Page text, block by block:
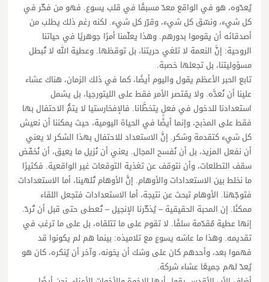
يُعدّوه، هو في الواقع معدّ مسبقًا في قلب يسوع. فهو من فكّر في
كل شيء، ونسّق كل شيء، وقرّر كل شيء. لكنه رغم ذلك يطلب من
أصدقائه أن يقوموا بدورهم. وهذا يعلّمنا أمرًا جوهريًا في حياتنا
الروحية: إنَّ النعمة لا تلغي حريتنا، بل توقظها. وعطية الله لا تُبطل
مسؤوليتنا، بل تجعلها خصبة.
تابع الحبر الأعظم يقول واليوم أيضًا، كما في ذلك الزمان، هناك عشاء
علينا أن نُعدَّه. ولا يقتصر الأمر فقط على الليتورجيا، بل يشمل
استعدادنا للدخول في فعلٍ يتخطَّانا. فالإفخارستيا لا يتمُّ الاحتفال بها
فقط على المذبح، وإنما أيضًا في الحياة اليومية، حيث يمكننا أن نعيش
كل شيء كتقدمة وشكر. إنَّ الاستعداد للاحتفال بهذا الشكر لا يعني
أن نفعل المزيد، بل أن نُفسح المجال. يعني أن نُزيل ما يعيق، أن نُخفّض
سقف التطلعات، وأن نتوقف عن تغذية التوقعات غير الواقعية. فكثيرًا
ما نخلط بين الاستعدادات والأوهام. إنَّ الأوهام تُلهينا، أما الاستعدادات
فتوجّهنا. الأوهام تبحث عن نتيجة، أما الاستعدادات فتجعل اللقاء
ممكنًا. إن المحبة الحقيقية – يُذكّرنا الإنجيل – تُعطى حتى قبل أن تُردّ.
إنها عطية مُقدّمة سلفًا. لا تقوم على ما تتلقاه، بل على ما ترغب في
تقديمه. وهذا ما عاشه يسوع مع تلاميذه: بينما هم لم يكونوا قد
فهموا بعد، وأحدهم كان على وشك أن يخونه، وآخر أن يُنكره، كان هو
يُعدّ لهم جميعًا عشاء شركة.